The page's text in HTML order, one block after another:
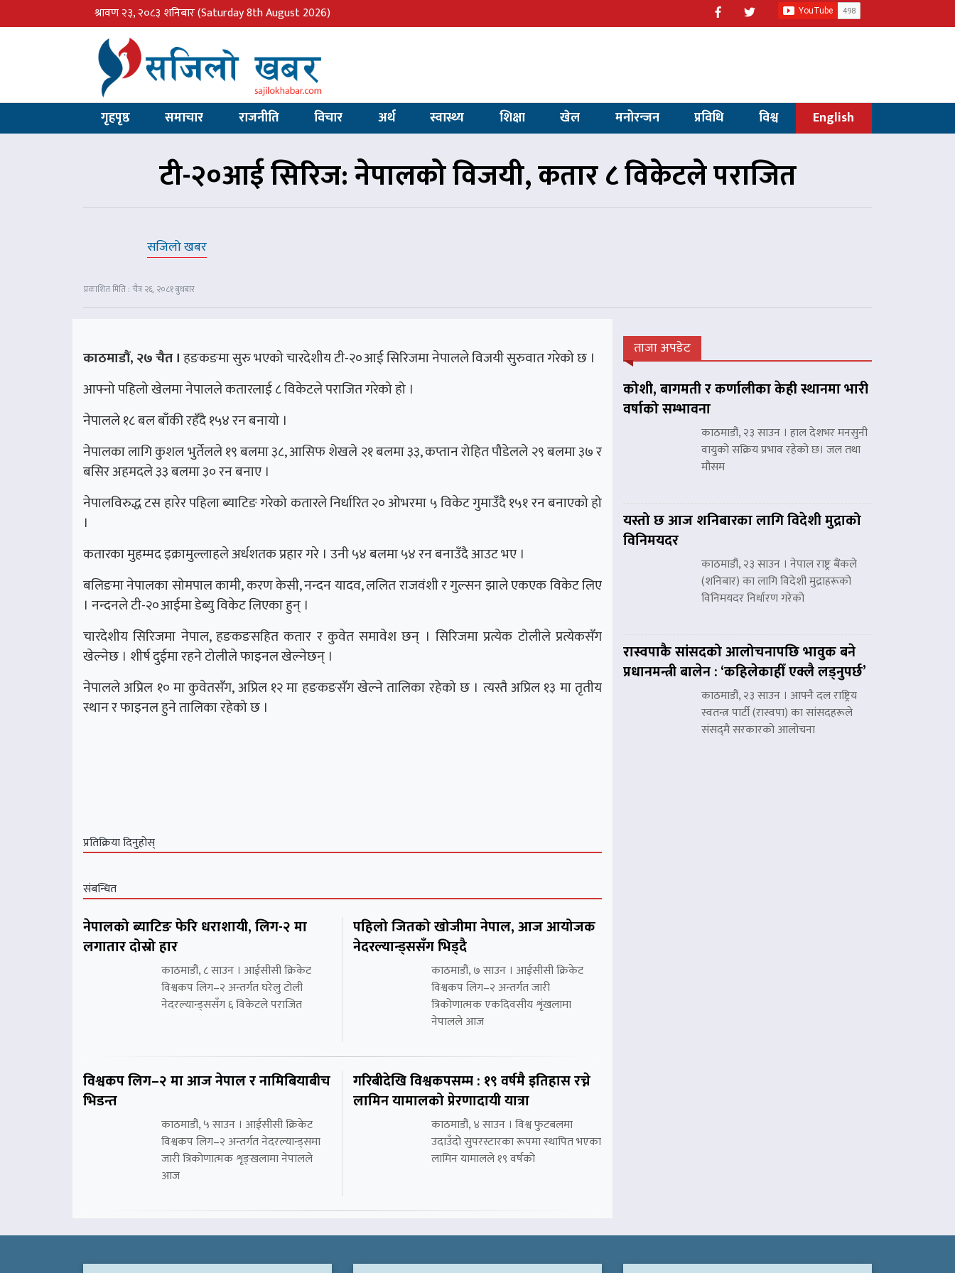
श्रावण २३, २०८३ शनिबार(Saturday 8th August 2026)
गृहपृष्ठ समाचार राजनीति विचार अर्थ स्वास्थ्य शिक्षा खेल मनोरन्जन प्रविधि विश्व English
टी-२०आई सिरिज: नेपालको विजयी, कतार ८ विकेटले पराजित
सजिलो खबर
प्रकाशित मिति : चैत्र २६, २०८१ बुधबार
काठमाडौं, २७ चैत ।हङकङमा सुरु भएको चारदेशीय टी-२०आई सिरिजमा नेपालले विजयी सुरुवात गरेको छ ।
आफ्नो पहिलो खेलमा नेपालले कतारलाई ८ विकेटले पराजित गरेको हो ।
नेपालले १८ बल बाँकी रहँदै १५४ रन बनायो ।
नेपालका लागि कुशल भुर्तेलले १९ बलमा ३८, आसिफ शेखले २१ बलमा ३३, कप्तान रोहित पौडेलले २९ बलमा ३७ र
बसिर अहमदले ३३ बलमा ३० रन बनाए ।
नेपालविरुद्ध टस हारेर पहिला ब्याटिङ गरेको कतारले निर्धारित २० ओभरमा ५ विकेट गुमाउँदै १५१ रन बनाएको हो
।
कतारका मुहम्मद इक्रामुल्लाहले अर्धशतक प्रहार गरे । उनी ५४ बलमा ५४ रन बनाउँदै आउट भए ।
बलिङमा नेपालका सोमपाल कामी, करण केसी, नन्दन यादव, ललित राजवंशी र गुल्सन झाले एकएक विकेट लिए
। नन्दनले टी-२०आईमा डेब्यु विकेट लिएका हुन् ।
चारदेशीय सिरिजमा नेपाल, हङकङसहित कतार र कुवेत समावेश छन् । सिरिजमा प्रत्येक टोलीले प्रत्येकसँग
खेल्नेछ । शीर्ष दुईमा रहने टोलीले फाइनल खेल्नेछन् ।
नेपालले अप्रिल १० मा कुवेतसँग, अप्रिल १२ मा हङकङसँग खेल्ने तालिका रहेको छ । त्यस्तै अप्रिल १३ मा तृतीय
स्थान र फाइनल हुने तालिका रहेको छ ।
प्रतिक्रिया दिनुहोस्
संबन्धित
नेपालको ब्याटिङ फेरि धराशायी, लिग-२ मा
लगातार दोस्रो हार
काठमाडौं, ८ साउन । आईसीसी क्रिकेट
विश्वकप लिग–२ अन्तर्गत घरेलु टोली
नेदरल्यान्ड्ससँग ६ विकेटले पराजित
पहिलो जितको खोजीमा नेपाल, आज आयोजक
नेदरल्यान्ड्ससँग भिड्दै
काठमाडौं, ७ साउन । आईसीसी क्रिकेट
विश्वकप लिग–२ अन्तर्गत जारी
त्रिकोणात्मक एकदिवसीय शृंखलामा
नेपालले आज
विश्वकप लिग–२ मा आज नेपाल र नामिबियाबीच
भिडन्त
काठमाडौं, ५ साउन । आईसीसी क्रिकेट
विश्वकप लिग–२ अन्तर्गत नेदरल्यान्ड्समा
जारी त्रिकोणात्मक शृङ्खलामा नेपालले
आज
गरिबीदेखि विश्वकपसम्म : १९ वर्षमै इतिहास रच्ने
लामिन यामालको प्रेरणादायी यात्रा
काठमाडौं, ४ साउन । विश्व फुटबलमा
उदाउँदो सुपरस्टारका रूपमा स्थापित भएका
लामिन यामालले १९ वर्षको
ताजा अपडेट
कोशी, बागमती र कर्णालीका केही स्थानमा भारी
वर्षाको सम्भावना
काठमाडौं, २३ साउन । हाल देशभर मनसुनी
वायुको सक्रिय प्रभाव रहेको छ। जल तथा
मौसम
यस्तो छ आज शनिबारका लागि विदेशी मुद्राको
विनिमयदर
काठमाडौं, २३ साउन । नेपाल राष्ट्र बैंकले
(शनिबार) का लागि विदेशी मुद्राहरूको
विनिमयदर निर्धारण गरेको
रास्वपाकै सांसदको आलोचनापछि भावुक बने
प्रधानमन्त्री बालेन : ‘कहिलेकाहीँ एक्लै लड्नुपर्छ’
काठमाडौं, २३ साउन । आफ्नै दल राष्ट्रिय
स्वतन्त्र पार्टी (रास्वपा) का सांसदहरूले
संसद्‌मै सरकारको आलोचना